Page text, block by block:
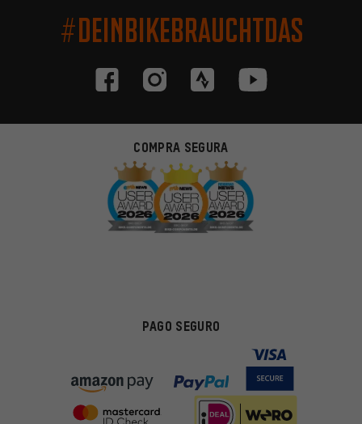
#DEINBIKEBRAUCHTDAS
COMPRA SEGURA
PAGO SEGURO